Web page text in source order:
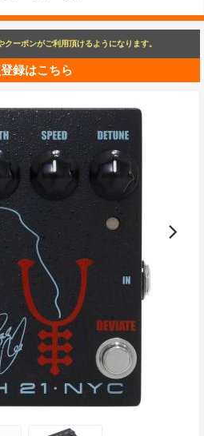
ーポンがご利用頂けるようになります。
録はこちら